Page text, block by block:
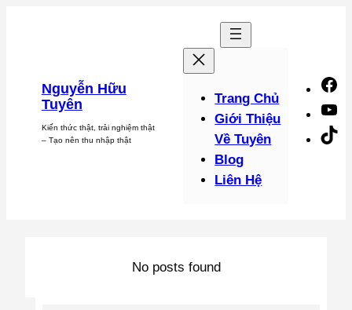
Nguyễn Hữu
Tuyên
Kiến thức thật, trải nghiệm thật
– Tạo nên thu nhập thật
Trang Chủ
Giới Thiệu
Về Tuyên
Blog
Liên Hệ
No posts found